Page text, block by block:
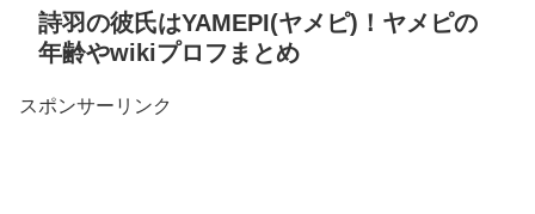
詩羽の彼氏はYAMEPI(ヤメピ)！ヤメピの
年齢やwikiプロフまとめ
スポンサーリンク